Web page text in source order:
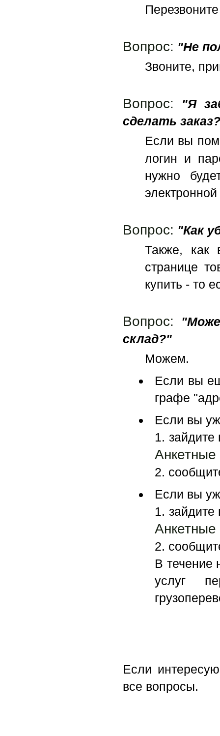
Вопрос: "Не
Звоните,
Вопрос:
"Я
сделать
Если вы
логин и
нужно
электронной
Вопрос: "Как
Также, как
странице
купить - то
Вопрос:
склад?"
Можем.
Если вы
графе
Если вы
1.
2.
Если вы
1.
2.
В течение
услуг
Если
все вопросы.